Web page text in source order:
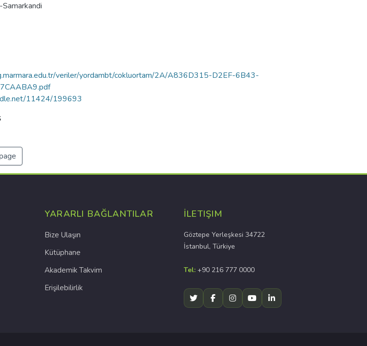
veriler/yordambt/cokluortam/2A/A836D315-D2EF-6B43-
11424/199693
YARARLI BAĞLANTILAR
Bize Ulaşın
Kütüphane
Akademik Takvim
Erişilebilirlik
İLETIŞIM
Göztepe Yerleşkesi 34722
İstanbul, Türkiye
Tel: +90 216 777 0000